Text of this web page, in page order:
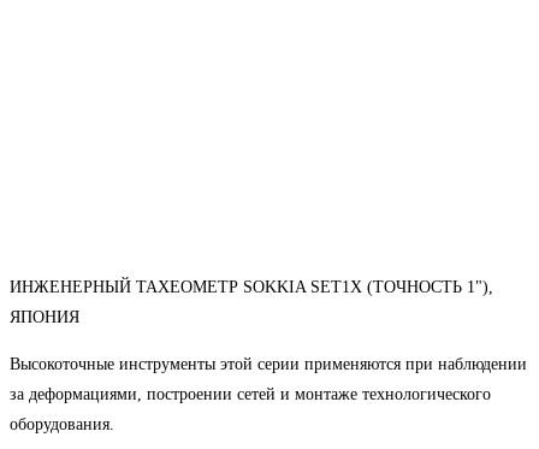
ИНЖЕНЕРНЫЙ ТАХЕОМЕТР SOKKIA SET1X (ТОЧНОСТЬ 1"),
ЯПОНИЯ
Высокоточные инструменты этой серии применяются при наблюдении
за деформациями, построении сетей и монтаже технологического
оборудования.